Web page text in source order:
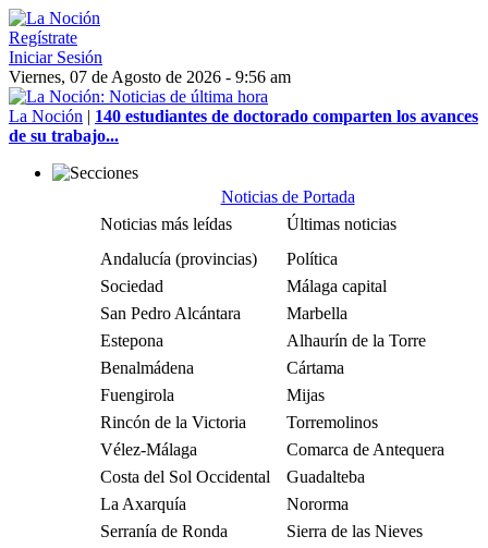
Regístrate
Iniciar Sesión
Viernes, 07 de Agosto de 2026 - 9:56 am
La Noción | 140 estudiantes de doctorado comparten los avances
de su trabajo...
Noticias de Portada
Noticias más leídas
Últimas noticias
Andalucía (provincias)
Política
Sociedad
Málaga capital
San Pedro Alcántara
Marbella
Estepona
Alhaurín de la Torre
Benalmádena
Cártama
Fuengirola
Mijas
Rincón de la Victoria
Torremolinos
Vélez-Málaga
Comarca de Antequera
Costa del Sol Occidental
Guadalteba
La Axarquía
Nororma
Serranía de Ronda
Sierra de las Nieves